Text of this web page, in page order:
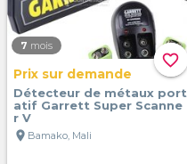
favorite_border
7 mois
Prix sur demande
Détecteur de métaux port
atif Garrett Super Scanne
r V
location_on Bamako, Mali